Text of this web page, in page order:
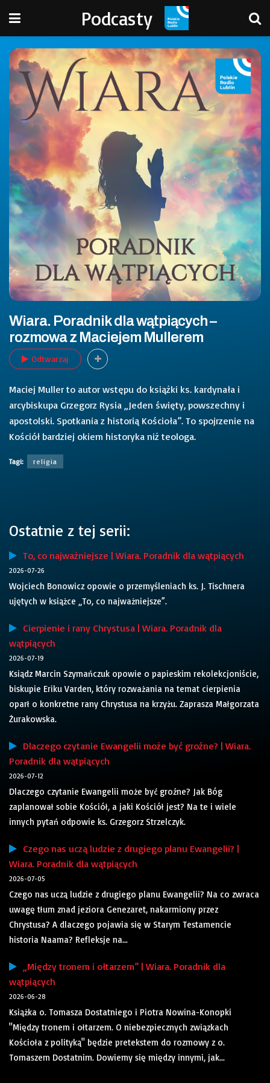
Podcasty
Wiara. Poradnik dla wątpiących –
rozmowa z Maciejem Mullerem
Odtwarzaj
Maciej Muller to autor wstępu do książki ks. kardynała i
arcybiskupa Grzegorz Rysia „Jeden święty, powszechny i
apostolski. Spotkania z historią Kościoła”. To spojrzenie na
Kościół bardziej okiem historyka niż teologa.
Tagi: religia
Ostatnie z tej serii:
To, co najważniejsze | Wiara. Poradnik dla wątpiących
2026-07-26
Wojciech Bonowicz opowie o przemyśleniach ks. J. Tischnera
ujętych w książce „To, co najważniejsze”.
Cierpienie i rany Chrystusa | Wiara. Poradnik dla
wątpiących
2026-07-19
Ksiądz Marcin Szymańczuk opowie o papieskim rekolekcjoniście,
biskupie Eriku Varden, który rozważania na temat cierpienia
oparł o konkretne rany Chrystusa na krzyżu. Zaprasza Małgorzata
Żurakowska.
Dlaczego czytanie Ewangelii może być groźne? | Wiara.
Poradnik dla wątpiących
2026-07-12
Dlaczego czytanie Ewangelii może być groźne? Jak Bóg
zaplanował sobie Kościół, a jaki Kościół jest? Na te i wiele
innych pytań odpowie ks. Grzegorz Strzelczyk.
Czego nas uczą ludzie z drugiego planu Ewangelii? |
Wiara. Poradnik dla wątpiących
2026-07-05
Czego nas uczą ludzie z drugiego planu Ewangelii? Na co zwraca
uwagę tłum znad jeziora Genezaret, nakarmiony przez
Chrystusa? A dlaczego pojawia się w Starym Testamencie
historia Naama? Refleksje na...
„Między tronem i ołtarzem” | Wiara. Poradnik dla
wątpiących
2026-06-28
Książka o. Tomasza Dostatniego i Piotra Nowina-Konopki
"Między tronem i ołtarzem. O niebezpiecznych związkach
Kościoła z polityką" będzie pretekstem do rozmowy z o.
Tomaszem Dostatnim. Dowiemy się między innymi, jak...